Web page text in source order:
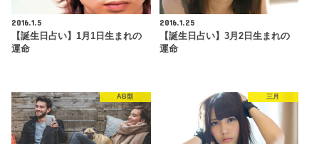
2016.1.5
【誕生日占い】1月1日生まれの
運命
2016.1.25
【誕生日占い】3月2日生まれの
運命
AB型 三月